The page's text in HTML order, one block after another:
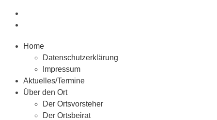
Home
Datenschutzerklärung
Impressum
Aktuelles/Termine
Über den Ort
Der Ortsvorsteher
Der Ortsbeirat